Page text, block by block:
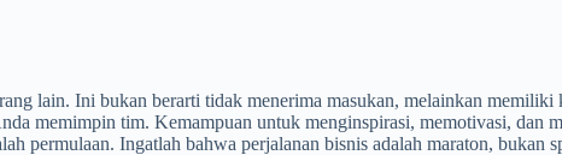
lain. Ini bukan berarti tidak menerima masukan, melainkan
memimpin tim. Kemampuan untuk menginspirasi, memotivasi, dan
permulaan. Ingatlah bahwa perjalanan bisnis adalah maraton, bukan